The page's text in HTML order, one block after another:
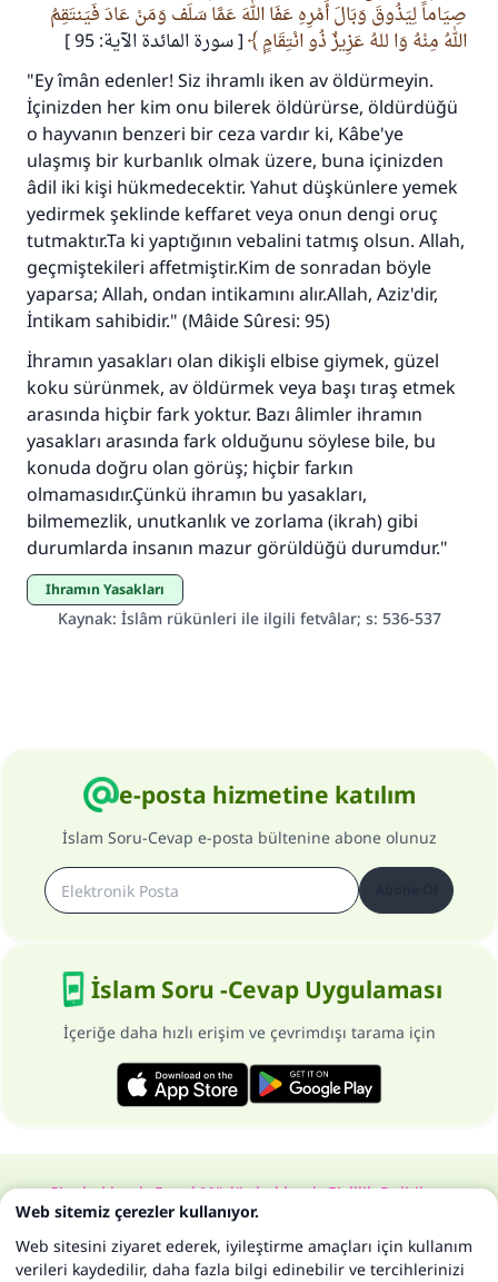
صِيَاماً لِيَذُوقَ وَبَالَ أَمْرِهِ عَفَا اللهَ عَمَّا سَلَف وَمَنْ عَادَ فَيَنتَقِمُ
اللهُ مِنْهُ وَا للهُ عَزِيزٌ ذُو انْتِقَامٍ
[ سورة المائدة الآية: 95 ]
"Ey îmân edenler! Siz ihramlı iken av öldürmeyin.
İçinizden her kim onu bilerek öldürürse, öldürdüğü
o hayvanın benzeri bir ceza vardır ki, Kâbe'ye
ulaşmış bir kurbanlık olmak üzere, buna içinizden
âdil iki kişi hükmedecektir. Yahut düşkünlere yemek
yedirmek şeklinde keffaret veya onun dengi oruç
tutmaktır.Ta ki yaptığının vebalini tatmış olsun. Allah,
geçmiştekileri affetmiştir.Kim de sonradan böyle
yaparsa; Allah, ondan intikamını alır.Allah, Aziz'dir,
İntikam sahibidir." (Mâide Sûresi: 95)
İhramın yasakları olan dikişli elbise giymek, güzel
koku sürünmek, av öldürmek veya başı tıraş etmek
arasında hiçbir fark yoktur. Bazı âlimler ihramın
yasakları arasında fark olduğunu söylese bile, bu
konuda doğru olan görüş; hiçbir farkın
olmamasıdır.Çünkü ihramın bu yasakları,
bilmemezlik, unutkanlık ve zorlama (ikrah) gibi
durumlarda insanın mazur görüldüğü durumdur."
İhramın Yasakları
Kaynak: İslâm rükünleri ile ilgili fetvâlar; s: 536-537
e-posta hizmetine katılım
İslam Soru-Cevap e-posta bültenine abone olunuz
İslam Soru -Cevap Uygulaması
İçeriğe daha hızlı erişim ve çevrimdışı tarama için
Site hakkındaGenel Müdür hakkındaGizlilik Politikası
Bütün hakları, www.islam-qa.com sitesine aittir 1997-2025 ©
Web sitemiz çerezler kullanıyor.
Web sitesini ziyaret ederek, iyileştirme amaçları için kullanım
verileri kaydedilir, daha fazla bilgi edinebilir ve tercihlerinizi